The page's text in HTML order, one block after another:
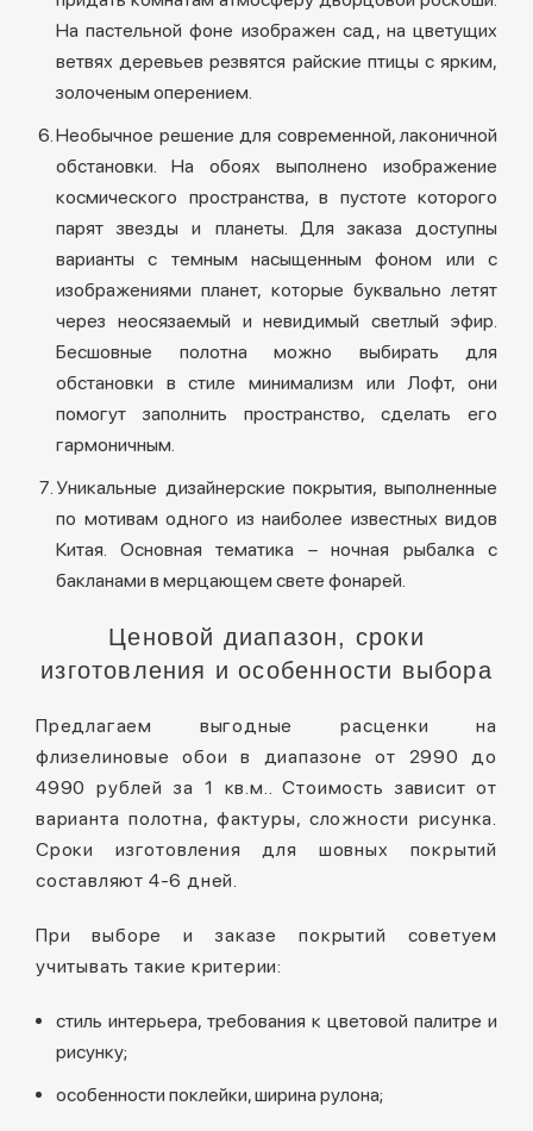
На пастельной фоне изображен сад, на цветущих
ветвях деревьев резвятся райские птицы с ярким,
золоченым оперением.
Необычное решение для современной, лаконичной
обстановки. На обоях выполнено изображение
космического пространства, в пустоте которого
парят звезды и планеты. Для заказа доступны
варианты с темным насыщенным фоном или с
изображениями планет, которые буквально летят
через неосязаемый и невидимый светлый эфир.
Бесшовные полотна можно выбирать для
обстановки в стиле минимализм или Лофт, они
помогут заполнить пространство, сделать его
гармоничным.
Уникальные дизайнерские покрытия, выполненные
по мотивам одного из наиболее известных видов
Китая. Основная тематика – ночная рыбалка с
бакланами в мерцающем свете фонарей.
Ценовой диапазон, сроки
изготовления и особенности выбора
Предлагаем выгодные расценки на
флизелиновые обои в диапазоне от 2990 до
4990 рублей за 1 кв.м.. Стоимость зависит от
варианта полотна, фактуры, сложности рисунка.
Сроки изготовления для шовных покрытий
составляют 4-6 дней.
При выборе и заказе покрытий советуем
учитывать такие критерии:
стиль интерьера, требования к цветовой палитре и
рисунку;
особенности поклейки, ширина рулона;